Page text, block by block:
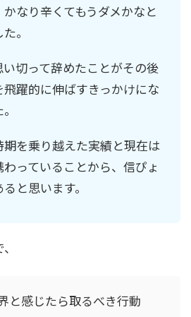
なり辛くてもうダメかなと
。
い切って辞めたことがその後
飛躍的に伸ばすきっかけにな
期を乗り越えた実績と現在は
っていることから、信ぴょ
と思います。
と感じたら取るべき行動